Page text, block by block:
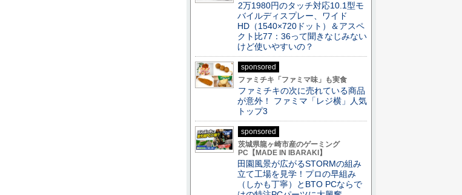
2万1980円のタッチ対応10.1型モ
バイルディスプレー、ワイド
HD（1540×720ドット）＆アスペ
クト比77：36って聞きなじみない
けど使いやすいの？
sponsored
ファミチキ「ファミマ味」も実食
ファミチキの次に売れている商品
が意外！ ファミマ「レジ横」人気
トップ3
sponsored
茨城県龍ヶ崎市産のゲーミング
PC【MADE IN IBARAKI】
田園風景が広がるSTORMの組み
立て工場を見学！プロの早組み
（しかも丁寧）とBTO PCならで